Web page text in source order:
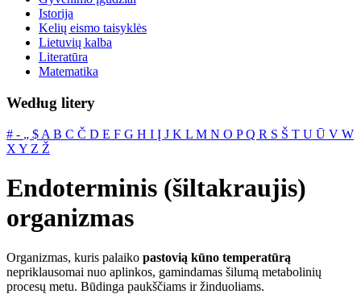
Istorija
Kelių eismo taisyklės
Lietuvių kalba
Literatūra
Matematika
Według litery
# ‐ „ $ A B C Č D E F G H I Į J K L M N O PQ R S Š T U Ū V W
X Y Z Ž
Endoterminis (šiltakraujis)
organizmas
Organizmas, kuris palaiko pastovią kūno temperatūrą
nepriklausomai nuo aplinkos, gamindamas šilumą metabolinių
procesų metu. Būdinga paukščiams ir žinduoliams.